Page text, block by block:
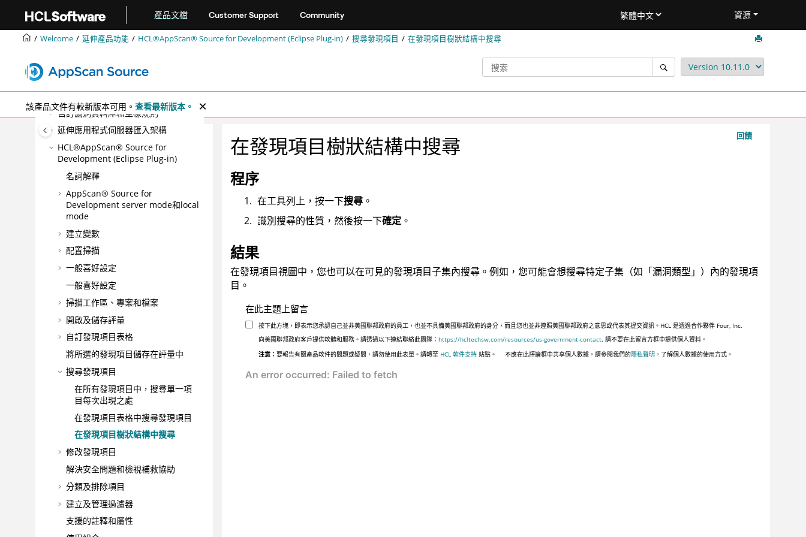
產品文檔 Customer Support Community 資源
Welcome 延伸產品功能 HCL®AppScan® Source for Development (Eclipse Plug-in) 搜尋發現項目 在發現項目樹狀結構中搜尋
該產品文件有較新版本可用。 查看最新版本。
配置
掃描
報告
延伸產品功能
自訂漏洞資料庫和型樣規則
延伸應用程式伺服器匯入架構
HCL®AppScan® Source for
Development (Eclipse Plug-in)
名詞解釋
AppScan® Source for
Development server mode和local
mode
建立變數
配置掃描
一般喜好設定
一般喜好設定
掃描工作區、專案和檔案
開啟及儲存評量
自訂發現項目表格
將所選的發現項目儲存在評量中
搜尋發現項目
在所有發現項目中，搜尋單一項
目每次出現之處
在發現項目表格中搜尋發現項目
在發現項目樹狀結構中搜尋
修改發現項目
解決安全問題和檢視補救協助
分類及排除項目
建立及管理過濾器
支援的註釋和屬性
回饋
在發現項目樹狀結構中搜尋
程序
在工具列上，按一下搜尋。
識別搜尋的性質，然後按一下確定。
結果
在發現項目視圖中，您也可以在可見的發現項目子集內搜尋。例如，您可能會想搜尋特定子集（如「漏洞類型」）內的發現項
目。
在此主題上留言
按下此方塊，即表示您承認自己並非美國聯邦政府的員工，也並不具備美國聯邦政府的身分，而且您也並非遵照美國聯邦政府之意思或代表其提交資訊。HCL 是透過合作夥伴 Four, Inc.
向美國聯邦政府客戶提供軟體和服務。請透過以下連結聯絡此團隊：https://hcltechsw.com/resources/us-government-contact. 請不要在此留言方框中提供個人資料。
注意：要報告有關產品軟件的問題或疑問，請勿使用此表單。請轉至 HCL 軟件支持 站點。 不應在此評論框中共享個人數據。請參閱我們的隱私聲明 ，了解個人數據的使用方式。